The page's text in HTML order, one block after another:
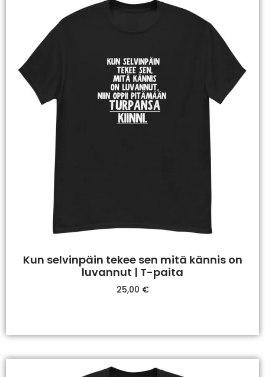
Kun selvinpäin tekee sen mitä kännis on
luvannut | T-paita
25,00 €